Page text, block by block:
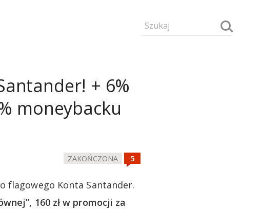
+ 6%
moneybacku
ZAKOŃCZONA
flagowego Konta Santander.
160 zł w promocji za